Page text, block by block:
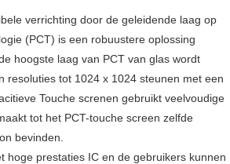
verrichting door de geleidende laag op
(PCT) is een robuustere oplossing
hoogste laag van PCT van glas wordt
resoluties tot 1024 x 1024 steunen met een
Touche screnen gebruikt veelvoudige
tot het PCT-touche screen zelfde
bevinden.
hoge prestaties IC en de gebruikers kunnen